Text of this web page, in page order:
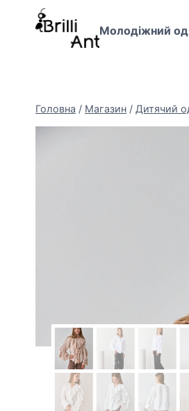
Перейти
Молодіжний
Головна / Магазин / Дитячий